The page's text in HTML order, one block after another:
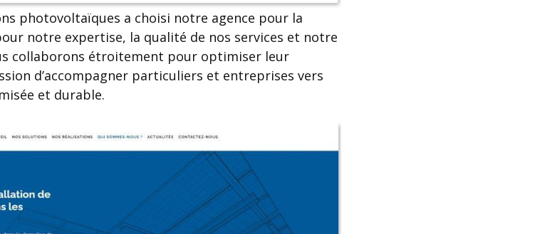
photovoltaïques a choisi notre agence pour la
notre expertise, la qualité de nos services et notre
collaborons étroitement pour optimiser leur
d’accompagner particuliers et entreprises vers
et durable.